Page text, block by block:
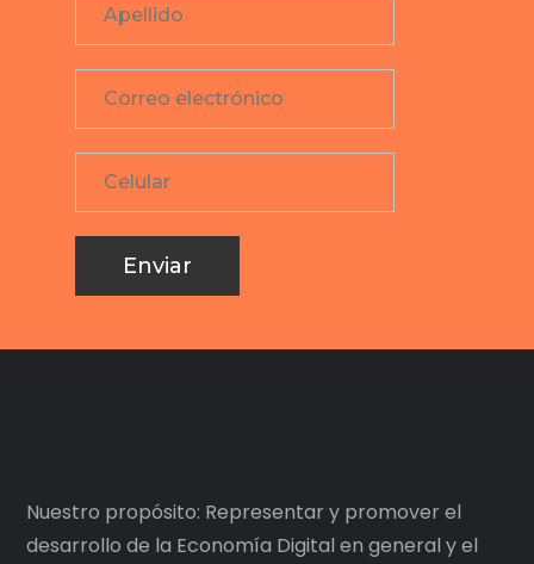
Nuestro propósito: Representar y promover el
desarrollo de la Economía Digital en general y el